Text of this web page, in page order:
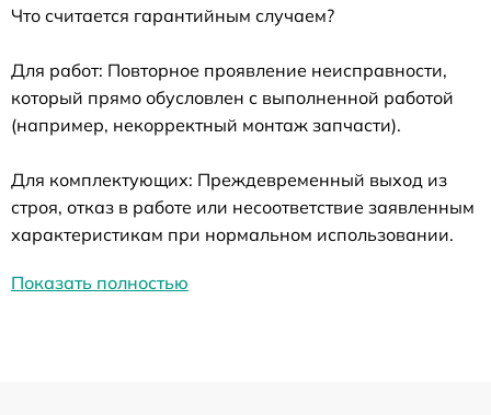
Что считается гарантийным случаем?
Для работ: Повторное проявление неисправности,
который прямо обусловлен с выполненной работой
(например, некорректный монтаж запчасти).
Для комплектующих: Преждевременный выход из
строя, отказ в работе или несоответствие заявленным
характеристикам при нормальном использовании.
Показать полностью